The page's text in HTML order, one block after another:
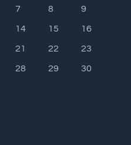
7 8 9
14 15 16
21 22 23
28 29 30